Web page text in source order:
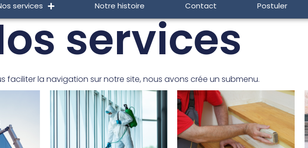
services Notre histoire Contact Postuler
services
faciliter la navigation sur notre site, nous avons crée un submenu.